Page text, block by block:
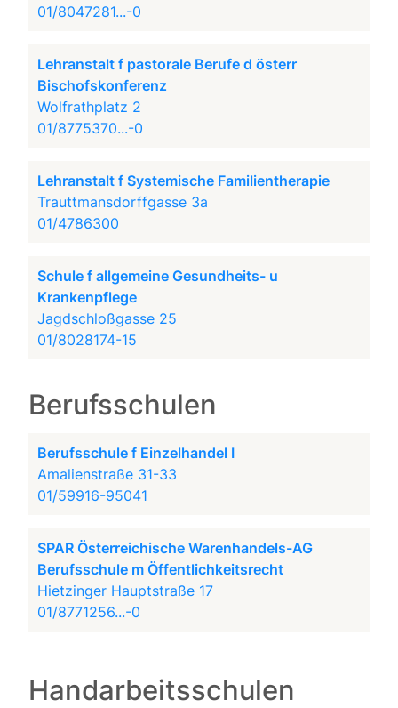
01/8047281...-0
Lehranstalt f pastorale Berufe d österr
Bischofskonferenz
Wolfrathplatz 2
01/8775370...-0
Lehranstalt f Systemische Familientherapie
Trauttmansdorffgasse 3a
01/4786300
Schule f allgemeine Gesundheits- u
Krankenpflege
Jagdschloßgasse 25
01/8028174-15
Berufsschulen
Berufsschule f Einzelhandel I
Amalienstraße 31-33
01/59916-95041
SPAR Österreichische Warenhandels-AG
Berufsschule m Öffentlichkeitsrecht
Hietzinger Hauptstraße 17
01/8771256...-0
Handarbeitsschulen